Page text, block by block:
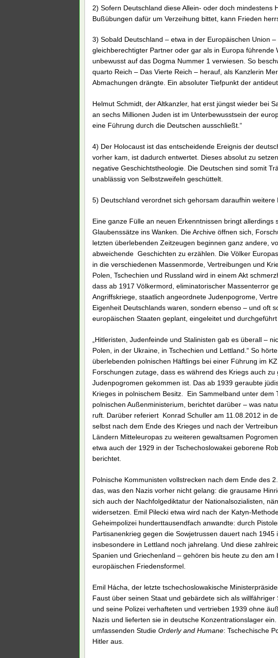
2) Sofern Deutschland diese Allein- oder doch mindestens
Bußübungen dafür um Verzeihung bittet, kann Frieden
3) Sobald Deutschland – etwa in der Europäischen Union
gleichberechtigter Partner oder gar als in Europa
unbewusst auf das Dogma Nummer 1 verwiesen. So
quarto Reich – Das Vierte Reich – herauf, als Kanzlerin
Abmachungen drängte. Ein absoluter Tiefpunkt der
Helmut Schmidt, der Altkanzler, hat erst jüngst wieder bei
an sechs Millionen Juden ist im Unterbewusstsein der
eine Führung durch die Deutschen ausschließt.“
4) Der Holocaust ist das entscheidende Ereignis der
vorher kam, ist dadurch entwertet. Dieses absolut zu
negative Geschichtstheologie. Die Deutschen sind somit
unablässig von Selbstzweifeln geschüttelt.
5) Deutschland verordnet sich gehorsam daraufhin weitere
Eine ganze Fülle an neuen Erkenntnissen bringt
Glaubenssätze ins Wanken. Die Archive öffnen sich,
letzten überlebenden Zeitzeugen beginnen ganz andere,
abweichende Geschichten zu erzählen. Die Völker
in die verschiedenen Massenmorde, Vertreibungen und
Polen, Tschechien und Russland wird in einem Akt
dass ab 1917 Völkermord, eliminatorischer Massenterror
Angriffskriege, staatlich angeordnete Judenpogrome,
Eigenheit Deutschlands waren, sondern ebenso – und oft
europäischen Staaten geplant, eingeleitet und durchgeführt
„Hitleristen, Judenfeinde und Stalinisten gab es überall –
Polen, in der Ukraine, in Tschechien und Lettland.“ So
überlebenden polnischen Häftlings bei einer Führung im
Forschungen zutage, dass es während des Kriegs auch
Judenpogromen gekommen ist. Das ab 1939 geraubte
Krieges in polnischem Besitz. Ein Sammelband unter dem
polnischen Außenministerium, berichtet darüber – was
ruft. Darüber referiert Konrad Schuller am 11.08.2012 in
selbst nach dem Ende des Krieges und nach der
Ländern Mitteleuropas zu weiteren gewaltsamen
etwa auch der 1929 in der Tschechoslowakei geborene
berichtet.
Polnische Kommunisten vollstrecken nach dem Ende des
das, was den Nazis vorher nicht gelang: die grausame
sich auch der Nachfolgediktatur der Nationalsozialisten,
widersetzen. Emil Pilecki etwa wird nach der Katyn-
Geheimpolizei hunderttausendfach anwandte: durch
Partisanenkrieg gegen die Sowjetrussen dauert nach 1945
insbesondere in Lettland noch jahrelang. Und diese
Spanien und Griechenland – gehören bis heute zu den
europäischen Friedensformel.
Emil Hácha, der letzte tschechoslowakische
Faust über seinen Staat und gebärdete sich als
und seine Polizei verhafteten und vertrieben 1939 ohne
Nazis und lieferten sie in deutsche Konzentrationslager
umfassenden Studie Orderly and Humane: Tschechische
Hitler aus.